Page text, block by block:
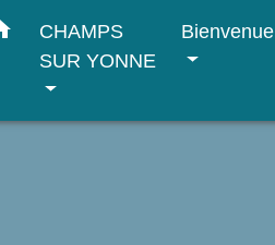
CHAMPS
SUR YONNE
Bienvenue